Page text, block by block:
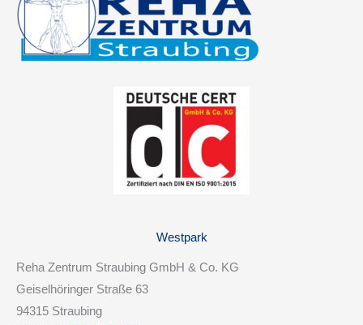
Westpark
Reha Zentrum Straubing GmbH & Co. KG
Geiselhöringer Straße 63
94315 Straubing